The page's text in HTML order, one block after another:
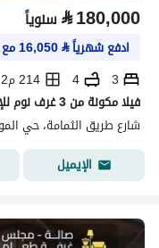
⃁180,000 سنوياً
ادفع شهرياً⃁
16,050مع
3
4
214 م2
فيلا مكونة من 3 غرف نوم للإيجار في المنصية، الرياض
شارع طريق الثمامة، حي
الإيميل